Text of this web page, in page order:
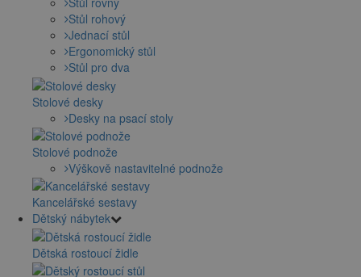
Stůl rohový
Jednací stůl
Ergonomický stůl
Stůl pro dva
Stolové desky
Desky na psací stoly
Stolové podnože
Výškově nastavitelné podnože
Kancelářské sestavy
Dětský nábytek
Dětská rostoucí židle